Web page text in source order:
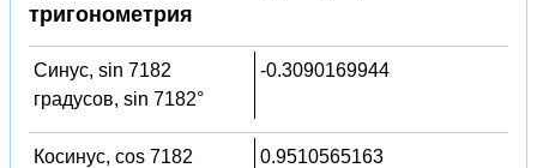
тригонометрия
Синус, sin 7182
градусов, sin 7182°
-0.3090169944
Косинус, cos 7182
0.9510565163